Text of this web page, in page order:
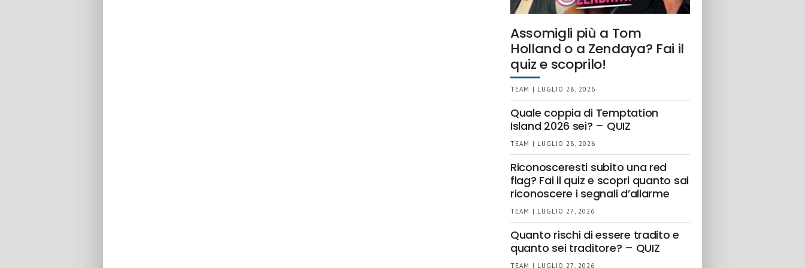
Assomigli più a Tom
Holland o a Zendaya? Fai il
quiz e scoprilo!
TEAM | LUGLIO 28, 2026
Quale coppia di Temptation
Island 2026 sei? – QUIZ
TEAM | LUGLIO 28, 2026
Riconosceresti subito una red
flag? Fai il quiz e scopri quanto sai
riconoscere i segnali d’allarme
TEAM | LUGLIO 27, 2026
Quanto rischi di essere tradito e
quanto sei traditore? – QUIZ
TEAM | LUGLIO 27, 2026